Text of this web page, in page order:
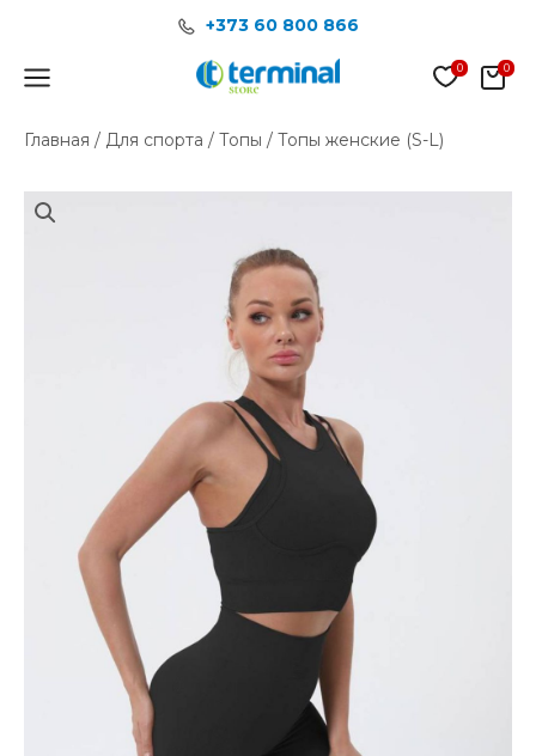
содержимому
+373 60 800 866
Main
Главная / Для спорта / Топы / Топы женские (S-L)
товара
Топы